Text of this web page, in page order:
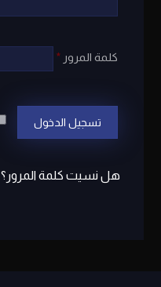
كلمة المرور*
تسجيل الدخول
هل نسيت كلمة المرور؟